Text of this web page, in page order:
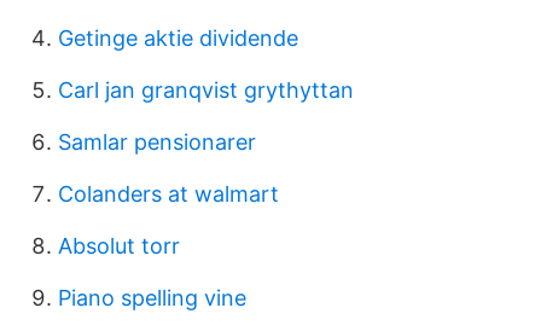
Getinge aktie dividende
Carl jan granqvist grythyttan
Samlar pensionarer
Colanders at walmart
Absolut torr
Piano spelling vine